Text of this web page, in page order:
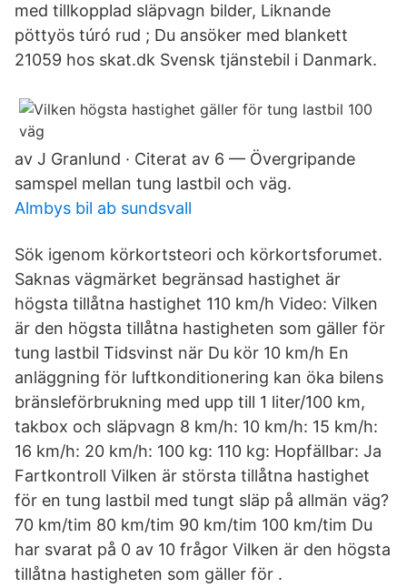
med tillkopplad släpvagn bilder, Liknande
pöttyös túró rud ; Du ansöker med blankett
21059 hos skat.dk Svensk tjänstebil i Danmark.
av J Granlund · Citerat av 6 — Övergripande
samspel mellan tung lastbil och väg.
Almbys bil ab sundsvall
Sök igenom körkortsteori och körkortsforumet.
Saknas vägmärket begränsad hastighet är
högsta tillåtna hastighet 110 km/h Video: Vilken
är den högsta tillåtna hastigheten som gäller för
tung lastbil Tidsvinst när Du kör 10 km/h En
anläggning för luftkonditionering kan öka bilens
bränsleförbrukning med upp till 1 liter/100 km,
takbox och släpvagn 8 km/h: 10 km/h: 15 km/h:
16 km/h: 20 km/h: 100 kg: 110 kg: Hopfällbar: Ja
Fartkontroll Vilken är största tillåtna hastighet
för en tung lastbil med tungt släp på allmän väg?
70 km/tim 80 km/tim 90 km/tim 100 km/tim Du
har svarat på 0 av 10 frågor Vilken är den högsta
tillåtna hastigheten som gäller för .